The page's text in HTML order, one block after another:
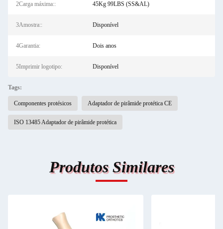
2Carga máxima:: 45Kg 99LBS (SS&AL)
3Amostra:: Disponível
4Garantia: Dois anos
5Imprimir logotipo: Disponível
Tags:
Componentes protésicos Adaptador de pirâmide protética CE
ISO 13485 Adaptador de pirâmide protética
Produtos Similares